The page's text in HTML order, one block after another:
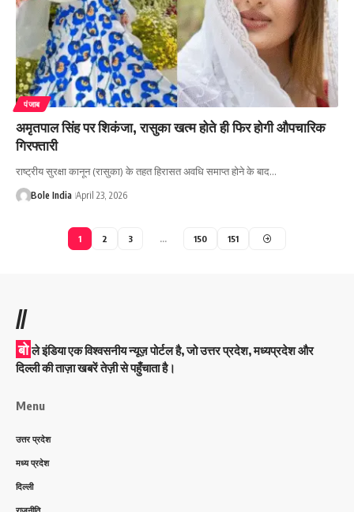
पंजाब
अमृतपाल सिंह पर शिकंजा, रासुका खत्म होते ही फिर होगी औपचारिक
गिरफ्तारी
राष्ट्रीय सुरक्षा कानून (रासुका) के तहत हिरासत अवधि समाप्त होने के बाद…
Bole India April 23, 2026
1 2 3 … 150 151
//
बो ले इंडिया एक विश्वसनीय न्यूज़ पोर्टल है, जो उत्तर प्रदेश, मध्यप्रदेश और
दिल्ली की ताज़ा खबरें तेज़ी से पहुँचाता है।
Menu
उत्तर प्रदेश
मध्य प्रदेश
दिल्ली